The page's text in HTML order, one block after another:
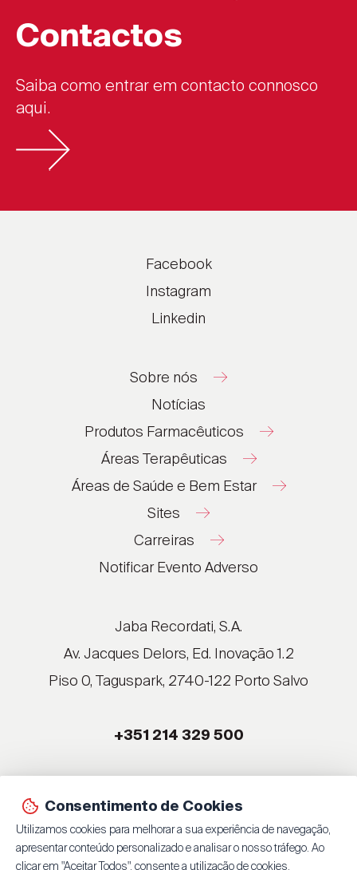
Contactos
Saiba como entrar em contacto connosco
aqui.
Facebook
Instagram
Linkedin
Sobre nós
Notícias
Produtos Farmacêuticos
Áreas Terapêuticas
Áreas de Saúde e Bem Estar
Sites
®
®
®
®
Carreiras
Notificar Evento Adverso
Jaba Recordati, S.A.
Av. Jacques Delors, Ed. Inovação 1.2
Piso 0, Taguspark, 2740-122 Porto Salvo
+351 214 329 500
© 2026 Jaba Recordati, S.A.
Bybluesoft.pt| 100% GET ON
Política de Privacidade
Consentimento de Cookies
Utilizamos cookies para melhorar a sua experiência de navegação,
apresentar conteúdo personalizado e analisar o nosso tráfego. Ao
clicar em "Aceitar Todos", consente a utilização de cookies.